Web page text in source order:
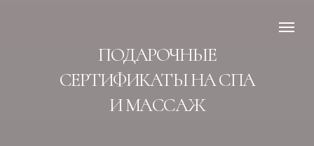
ПОДАРОЧНЫЕ
СЕРТИФИКАТЫ НА СПА
И МАССАЖ